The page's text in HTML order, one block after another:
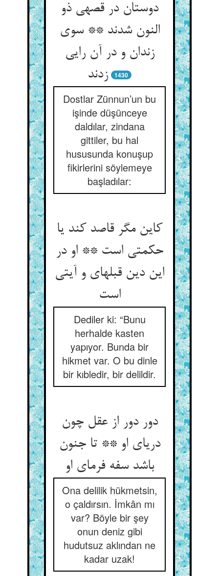
دوستان در قصه‏ی ذو
النون شدند ** سوی
زندان و در آن رایی
زدند
1430
Dostlar Zünnun’un bu
işinde düşünceye
daldılar, zindana
gittiler, bu hal
hususunda konuşup
fikirlerini söylemeye
başladılar:
کاین مگر قاصد کند یا
حکمتی است ** او در
این دین قبله‏ای و آیتی
است‏
Dediler ki: “Bunu
herhalde kasten
yapıyor. Bunda bir
hikmet var. O bu dinle
bir kıbledir, bir delildir.
دور دور از عقل چون
دریای او ** تا جنون
باشد سفه فرمای او
Ona delilik hükmetsin,
o çaldırsın. İmkân mı
var? Böyle bir şey
onun deniz gibi
hudutsuz aklından ne
kadar uzak!